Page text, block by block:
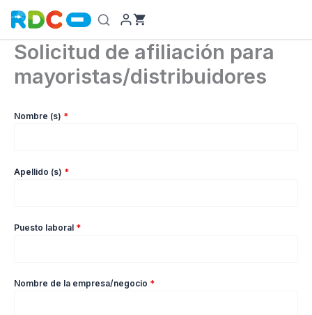
contenido
Solicitud de afiliación para
mayoristas/distribuidores
Nombre (s) *
Apellido (s) *
Puesto laboral *
Nombre de la empresa/negocio *